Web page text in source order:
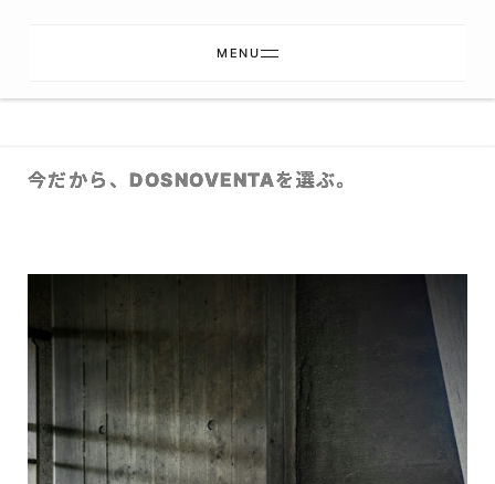
MENU
今だから、DOSNOVENTAを選ぶ。